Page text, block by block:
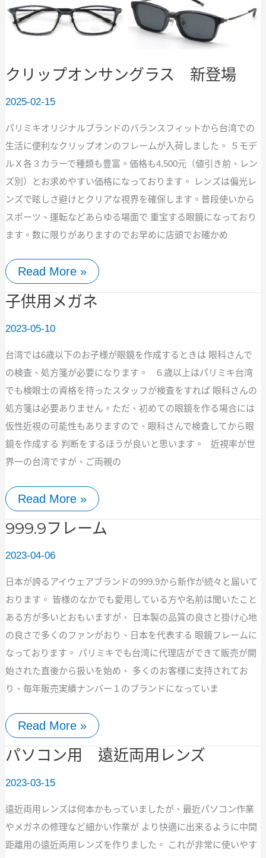
クリップオンサングラス 新登場
2025-02-15
パリミキオリジナルブランドのバランスフィットから台湾での
生活に便利なクリップオンのフレームが入荷しました。 ５モデ
ルＸ各３カラーで種類も豊富。価格も4,500元（値引き前、レン
ズ別）とお求めやすい価格になっております。 レンズは偏光レ
ンズで眩しさ避けとクリアな視界を確保します。普段使いから
スポーツ、運転などあらゆる場面で 重宝する眼鏡になっており
ます。数に限りがありますのでお早めに店頭でお確かめ
リ
ッ
プ
サ
ン
ラ
新
登
場
Read More »
子供用メガネ
2023-05-10
台湾では6歳以下のお子様が眼鏡を作成するときは 眼科さんで
の検査、処方箋が必要になります。 ６歳以上はパリミキ台湾
でも検眼士の資格を持ったスタッフが検査をすれば 眼科さんの
処方箋は必要ありません。ただ、初めての眼鏡を作る場合には
仮性近視の可能性もありますので、眼科さんで検査してから眼
鏡を作成する 判断をするほうが良いと思います。 近視率が世
界一の台湾ですが、ご両親の
子
供
用
メ
ネ
Read More »
999.9フレーム
2023-04-06
日本が誇るアイウェアブランドの999.9から新作が続々と届いて
おります。 皆様のなかでも愛用している方や名前は聞いたこと
ある方が多いとおもいますが、 日本製の品質の良さと掛け心地
の良さで多くのファンがおり、日本を代表する 眼鏡フレームに
なっております。 パリミキでも台湾に代理店ができて販売が開
始された直後から扱いを始め、 多くのお客様に支持されてお
り、毎年販売実績ナンバー１のブランドになっていま
999.9
フ
レ
ー
Read More »
パソコン用 遠近両用レンズ
2023-03-15
遠近両用レンズは何本かもっていましたが、最近パソコン作業
やメガネの修理など細かい作業が より快適に出来るように中間
距離用の遠近両用レンズを作りました。 これが非常に使いやす
パ
ソ
ン
遠
近
両
用